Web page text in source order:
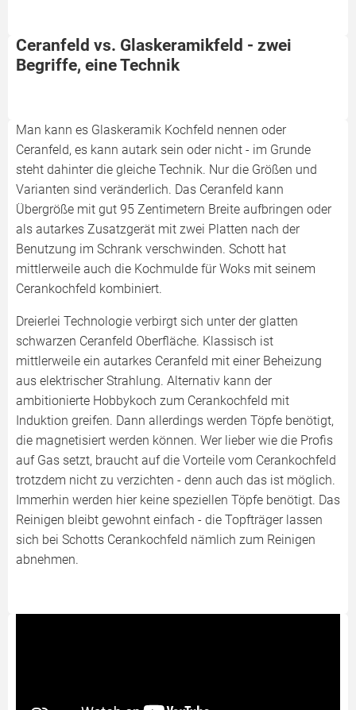
Ceranfeld vs. Glaskeramikfeld - zwei
Begriffe, eine Technik
Man kann es Glaskeramik Kochfeld nennen oder
Ceranfeld, es kann autark sein oder nicht - im Grunde
steht dahinter die gleiche Technik. Nur die Größen und
Varianten sind veränderlich. Das Ceranfeld kann
Übergröße mit gut 95 Zentimetern Breite aufbringen oder
als autarkes Zusatzgerät mit zwei Platten nach der
Benutzung im Schrank verschwinden. Schott hat
mittlerweile auch die Kochmulde für Woks mit seinem
Cerankochfeld kombiniert.
Dreierlei Technologie verbirgt sich unter der glatten
schwarzen Ceranfeld Oberfläche. Klassisch ist
mittlerweile ein autarkes Ceranfeld mit einer Beheizung
aus elektrischer Strahlung. Alternativ kann der
ambitionierte Hobbykoch zum Cerankochfeld mit
Induktion greifen. Dann allerdings werden Töpfe benötigt,
die magnetisiert werden können. Wer lieber wie die Profis
auf Gas setzt, braucht auf die Vorteile vom Cerankochfeld
trotzdem nicht zu verzichten - denn auch das ist möglich.
Immerhin werden hier keine speziellen Töpfe benötigt. Das
Reinigen bleibt gewohnt einfach - die Topfträger lassen
sich bei Schotts Cerankochfeld nämlich zum Reinigen
abnehmen.